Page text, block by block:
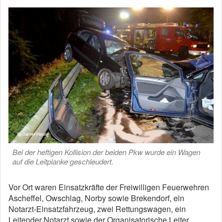
Bei der heftigen Kollision der beiden Pkw wurde ein Wagen
auf die Leitplanke geschleudert.
Vor Ort waren Einsatzkräfte der Freiwilligen Feuerwehren
Ascheffel, Owschlag, Norby sowie Brekendorf, ein
Notarzt-Einsatzfahrzeug, zwei Rettungswagen, ein